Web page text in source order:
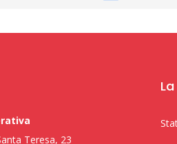
Teresa, 23